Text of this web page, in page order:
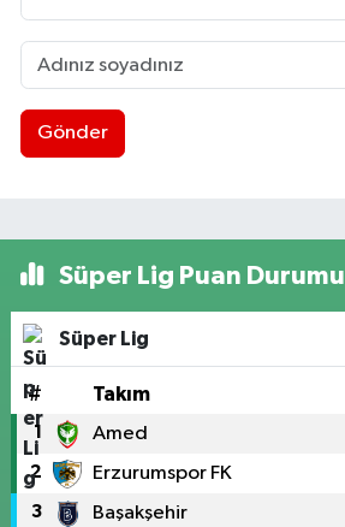
Gönder
Süper Lig Puan Durumu
Süper Lig
# Takım
1 Amed
2 Erzurumspor FK
3 Başakşehir